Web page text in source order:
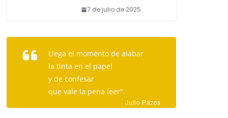
7 de julio de 2025
Llega el momento de alabar
la tinta en el papel
y de confesar
que vale la pena leer".
Julio Pazos